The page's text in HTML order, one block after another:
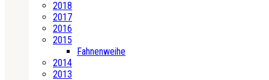
2018
2017
2016
2015
Fahnenweihe
2014
2013